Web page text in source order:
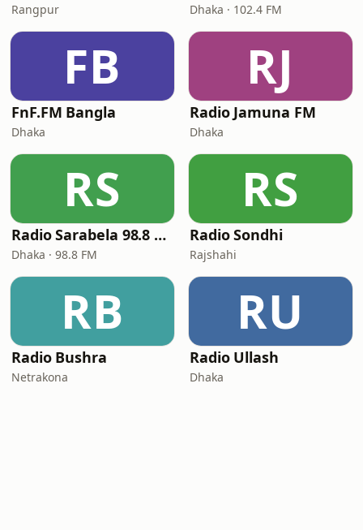
Rangpur Dhaka · 102.4 FM
FB
FnF.FM Bangla
Dhaka
RJ
Radio Jamuna FM
Dhaka
RS
Radio Sarabela 98.8 FM
Dhaka · 98.8 FM
RS
Radio Sondhi
Rajshahi
RB
Radio Bushra
Netrakona
RU
Radio Ullash
Dhaka